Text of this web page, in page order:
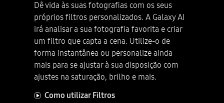
Dê vida às suas fotografias com os seus
próprios filtros personalizados. A Galaxy AI
irá analisar a sua fotografia favorita e criar
um filtro que capta a cena. Utilize-o de
forma instantânea ou personalize ainda
mais para se ajustar à sua disposição com
ajustes na saturação, brilho e mais.
Como utilizar Filtros